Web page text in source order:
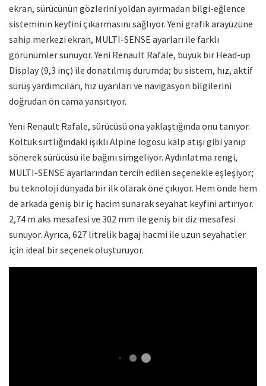
ekran, sürücünün gözlerini yoldan ayırmadan bilgi-eğlence
sisteminin keyfini çıkarmasını sağlıyor. Yeni grafik arayüzüne
sahip merkezi ekran, MULTI-SENSE ayarları ile farklı
görünümler sunuyor. Yeni Renault Rafale, büyük bir Head-up
Display (9,3 inç) ile donatılmış durumda; bu sistem, hız, aktif
sürüş yardımcıları, hız uyarıları ve navigasyon bilgilerini
doğrudan ön cama yansıtıyor.
Yeni Renault Rafale, sürücüsü ona yaklaştığında onu tanıyor.
Koltuk sırtlığındaki ışıklı Alpine logosu kalp atışı gibi yanıp
sönerek sürücüsü ile bağını simgeliyor. Aydınlatma rengi,
MULTI-SENSE ayarlarından tercih edilen seçenekle eşleşiyor;
bu teknoloji dünyada bir ilk olarak öne çıkıyor. Hem önde hem
de arkada geniş bir iç hacim sunarak seyahat keyfini artırıyor.
2,74 m aks mesafesi ve 302 mm ile geniş bir diz mesafesi
sunuyor. Ayrıca, 627 litrelik bagaj hacmi ile uzun seyahatler
için ideal bir seçenek oluşturuyor.